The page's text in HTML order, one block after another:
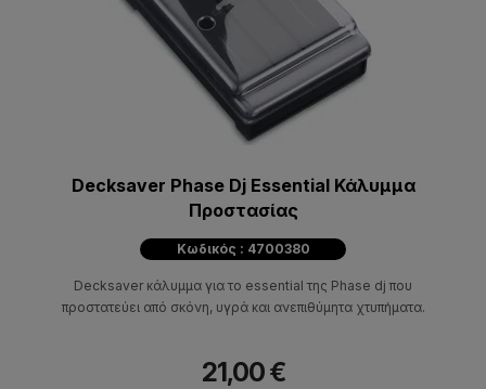
Decksaver Phase Dj Essential Κάλυμμα
Προστασίας
Κωδικός : 4700380
Decksaver κάλυμμα για το essential της Phase dj που
προστατεύει από σκόνη, υγρά και ανεπιθύμητα χτυπήματα.
21,00 €